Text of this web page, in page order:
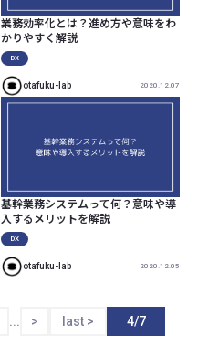
業務効率化とは？進め方や意味をわ
かりやすく解説
DX
otafuku-lab 2020.12.07
基幹業務システムって何？意味や導
入するメリットを解説
DX
otafuku-lab 2020.12.05
... > last > 4/7